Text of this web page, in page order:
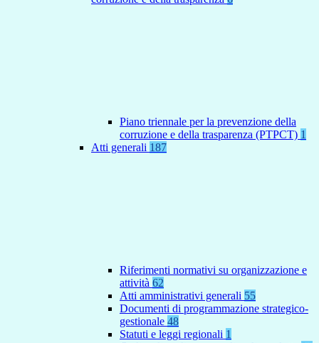
Piano triennale per la prevenzione della
corruzione e della trasparenza (PTPCT) 1
Atti generali 187
Riferimenti normativi su organizzazione e
attività 62
Atti amministrativi generali 55
Documenti di programmazione strategico-
gestionale 48
Statuti e leggi regionali 1